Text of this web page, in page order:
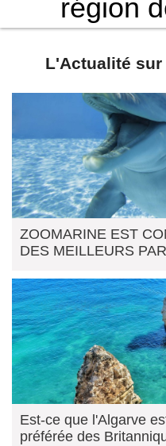
région
L'Actualité sur
ZOOMARINE EST
DES MEILLEURS
Est-ce que l'Algarve
préférée des